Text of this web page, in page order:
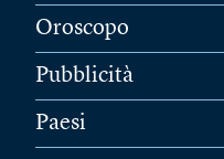
Oroscopo
Pubblicità
Paesi